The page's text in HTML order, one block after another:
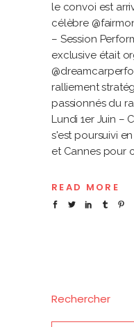
le convoi est
célèbre
– Session
exclusive était
ralliement
passionnés du
Lundi 1er Juin –
s'est poursuivi
et Cannes pour
READ MORE
Rechercher